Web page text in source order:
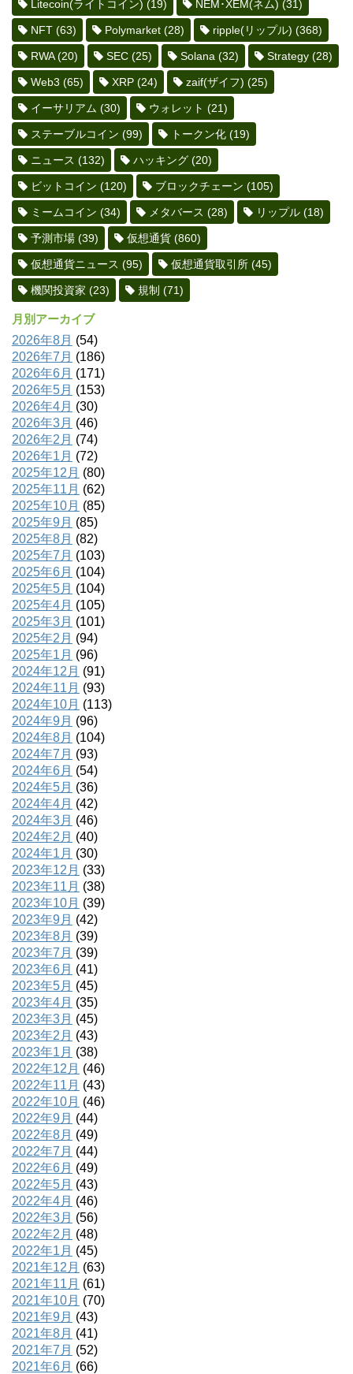
Litecoin(ライトコイン) (19) NEM･XEM(ネム) (31)
NFT (63) Polymarket (28) ripple(リップル) (368)
RWA(20) SEC (25) Solana (32) Strategy (28)
Web3 (65) XRP (24) zaif(ザイフ) (25)
イーサリアム (30) ウォレット (21)
ステーブルコイン (99) トークン化 (19)
ニュース (132) ハッキング (20)
ビットコイン (120) ブロックチェーン (105)
ミームコイン (34) メタバース (28) リップル (18)
予測市場 (39) 仮想通貨 (860)
仮想通貨ニュース (95) 仮想通貨取引所 (45)
機関投資家 (23) 規制 (71)
月別アーカイブ
2026年8月 (54)
2026年7月 (186)
2026年6月 (171)
2026年5月 (153)
2026年4月 (30)
2026年3月 (46)
2026年2月 (74)
2026年1月 (72)
2025年12月 (80)
2025年11月 (62)
2025年10月 (85)
2025年9月 (85)
2025年8月 (82)
2025年7月 (103)
2025年6月 (104)
2025年5月 (104)
2025年4月 (105)
2025年3月 (101)
2025年2月 (94)
2025年1月 (96)
2024年12月 (91)
2024年11月 (93)
2024年10月 (113)
2024年9月 (96)
2024年8月 (104)
2024年7月 (93)
2024年6月 (54)
2024年5月 (36)
2024年4月 (42)
2024年3月 (46)
2024年2月 (40)
2024年1月 (30)
2023年12月 (33)
2023年11月 (38)
2023年10月 (39)
2023年9月 (42)
2023年8月 (39)
2023年7月 (39)
2023年6月 (41)
2023年5月 (45)
2023年4月 (35)
2023年3月 (45)
2023年2月 (43)
2023年1月 (38)
2022年12月 (46)
2022年11月 (43)
2022年10月 (46)
2022年9月 (44)
2022年8月 (49)
2022年7月 (44)
2022年6月 (49)
2022年5月 (43)
2022年4月 (46)
2022年3月 (56)
2022年2月 (48)
2022年1月 (45)
2021年12月 (63)
2021年11月 (61)
2021年10月 (70)
2021年9月 (43)
2021年8月 (41)
2021年7月 (52)
2021年6月 (66)